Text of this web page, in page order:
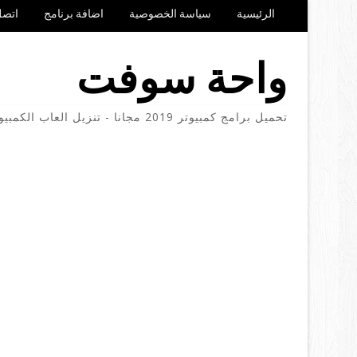
الرئيسية سياسة الخصوصية اضافة برنامج
واحة سوفت
تحميل برامج كمبيوتر 2019 مجانا - تنزيل العاب الكمبيوتر والموبايل مجانا